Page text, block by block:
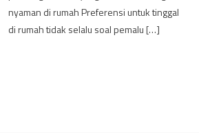
nyaman di rumah Preferensi untuk tinggal
di rumah tidak selalu soal pemalu […]